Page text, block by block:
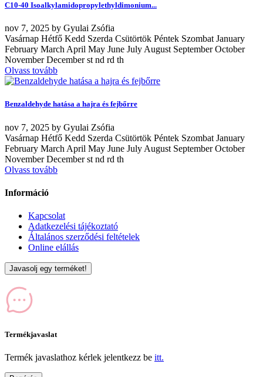
C10-40 Isoalkylamidopropylethyldimonium...
nov 7, 2025 by Gyulai Zsófia
Vasárnap Hétfő Kedd Szerda Csütörtök Péntek Szombat January
February March April May June July August September October
November December st nd rd th
Olvass tovább
Benzaldehyde hatása a hajra és fejbőrre
nov 7, 2025 by Gyulai Zsófia
Vasárnap Hétfő Kedd Szerda Csütörtök Péntek Szombat January
February March April May June July August September October
November December st nd rd th
Olvass tovább
Információ
Kapcsolat
Adatkezelési tájékoztató
Általános szerződési feltételek
Online elállás
Javasolj egy terméket!
Termékjavaslat
Termék javaslathoz kérlek jelentkezz be itt.